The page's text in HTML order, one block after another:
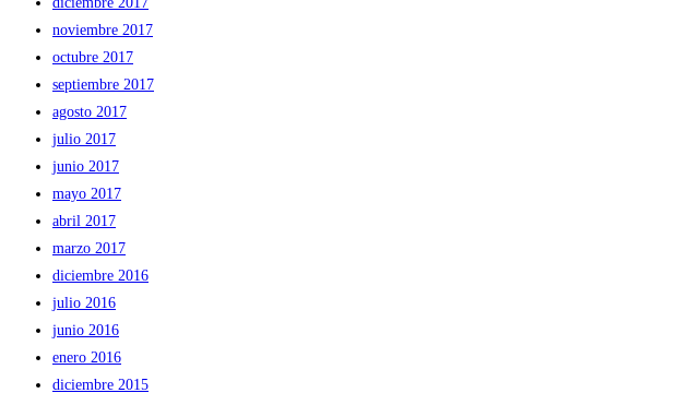
noviembre 2017
octubre 2017
septiembre 2017
agosto 2017
julio 2017
junio 2017
mayo 2017
abril 2017
marzo 2017
diciembre 2016
julio 2016
junio 2016
enero 2016
diciembre 2015